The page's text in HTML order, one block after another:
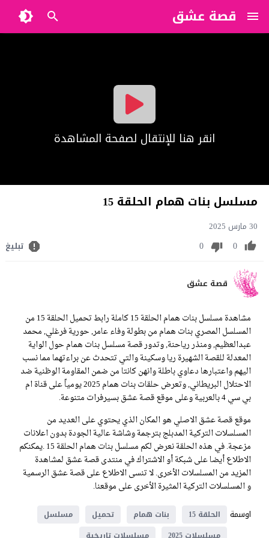
قصة عشق
?>
انقر هنا للإنتقال لصفحة المشاهدة
مسلسل بنات همام الحلقة 15
30 مارس 2025
0
0 تبليغ
قصة عشق
مشاهدة مسلسل بنات همام الحلقة 15 كاملة رابط تحميل الحلقة 15 من
المسلسل المصري بنات همام من بطولة وفاء عامر, حورية فرغلي, محمد
عبدالعظيم, ومنذر رياحنة, وتدور قصة مسلسل بنات همام حول الواية
المعدلة للقصة الشهيرة ريا وسكينة والتي تتحدث عن براءتهما مما نسب
اليهم واعتبارها دعاوي باطلة وانهن كانتا من ضمن المقاومة الوظنية ضد
الاحتلال البريطاني, وتعرض حلقات بنات همام 2025 يومياً على قناة ام
بي سي 4 بالعربية وعلى موقع قصة عشق بسيرفرات متنوعة.
موقع قصة عشق الاصلي هو المكان الذي يحتوي على العديد من
المسلسلات التركية المدبلج بترجمة وشاشة عالية الجودة بدون اعلانات
مزعجة. في هذه الحلقة نعرض لكم مسلسل بنات همام الحلقة 15 .يمكنكم
الاطلاع أيضا على شبكة أو الاشتراك في منتدى قصة عشق لمشاهدة
المزيد من المسلسلات الأخرى. لا تنسى الاطلاع على قصة عشق الرسمية
و المسلسلات التركية المثيرة الأخرى على موقعنا.
اوسمة
الحلقة 15 بنات همام تحميل
مسلسل